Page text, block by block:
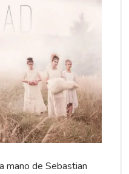
mano de Sebastian